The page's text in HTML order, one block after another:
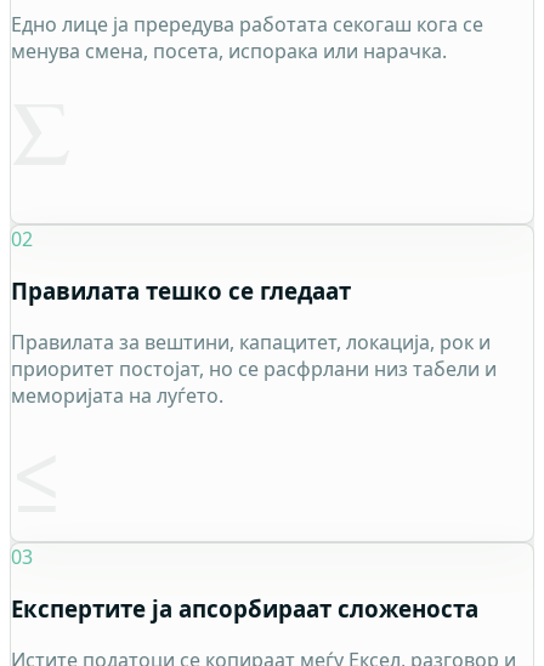
Едно лице ја прередува работата секогаш кога се
менува смена, посета, испорака или нарачка.
02
Правилата тешко се гледаат
Правилата за вештини, капацитет, локација, рок и
приоритет постојат, но се расфрлани низ табели и
меморијата на луѓето.
03
Експертите ја апсорбираат сложеноста
Истите податоци се копираат меѓу Ексел, разговор и